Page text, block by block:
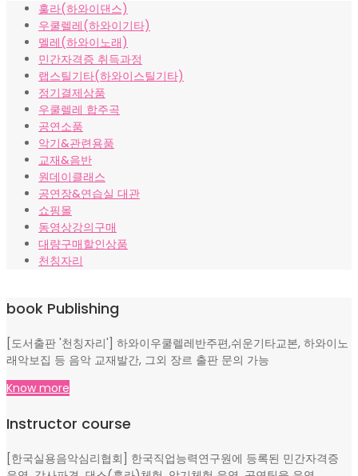
격:
₩10,000.
격:
₩8,000.
훌라(하와이댄스)
우쿨렐레(하와이기타)
멜레(하와이노래)
민간자격증 취득과정
랩스틸기타(하와이스틸기타)
정기결제상품
우쿨렐레 합주곡
공연소품
악기&관련용품
교재&음반
원데이클래스
공연장&연습실 대관
쇼핑몰
동영상강의구매
대량구매할인상품
천칭자리
book Publishing
[도서출판 '천칭자리'] 하와이우쿨렐레반주편,쉬운기타교본, 하와이노
래악보집 등 음악 교재발간, 그외 장르 출판 문의 가능
Know more
Instructor course
[한국실용음악심리협회] 한국직업능력연구원에 등록된 민간자격증